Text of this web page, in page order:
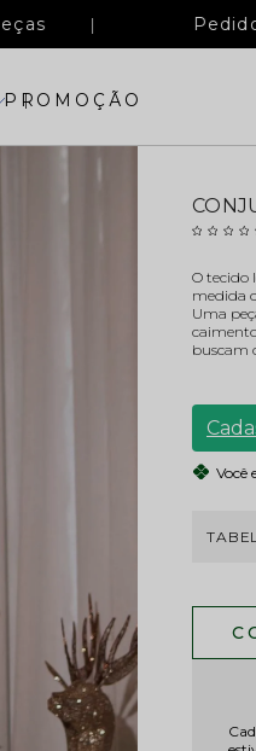
PROMOÇÃO
O tecido
medida
Uma
buscam
Você